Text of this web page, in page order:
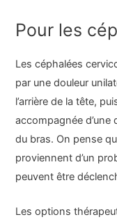
Pour les
Les céphalées
par une douleur
l’arrière de la tête,
accompagnée d’une
du bras. On pense
proviennent d’un
peuvent être
Les options